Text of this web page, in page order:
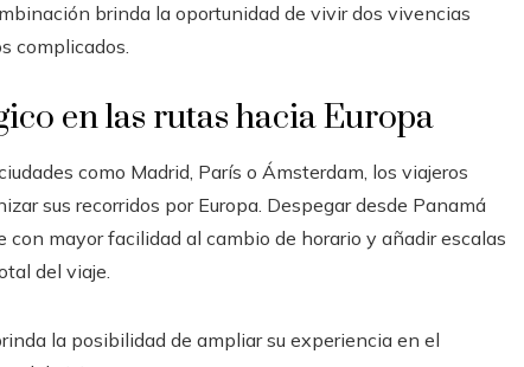
brinda la oportunidad de vivir dos vivencias
complicados.
en las rutas hacia Europa
como Madrid, París o Ámsterdam, los viajeros
sus recorridos por Europa. Despegar desde Panamá
mayor facilidad al cambio de horario y añadir escalas
del viaje.
la posibilidad de ampliar su experiencia en el